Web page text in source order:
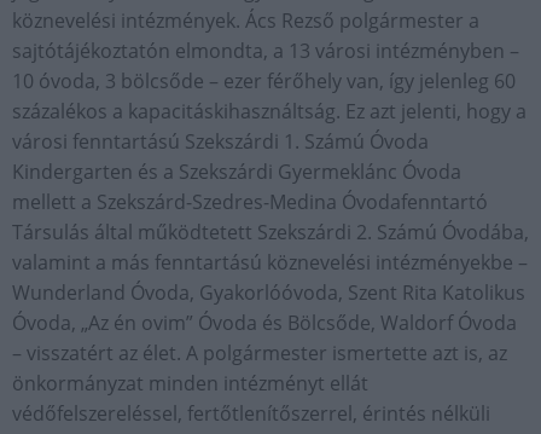
köznevelési intézmények. Ács Rezső polgármester a
sajtótájékoztatón elmondta, a 13 városi intézményben –
10 óvoda, 3 bölcsőde – ezer férőhely van, így jelenleg 60
százalékos a kapacitáskihasználtság. Ez azt jelenti, hogy a
városi fenntartású Szekszárdi 1. Számú Óvoda
Kindergarten és a Szekszárdi Gyermeklánc Óvoda
mellett a Szekszárd-Szedres-Medina Óvodafenntartó
Társulás által működtetett Szekszárdi 2. Számú Óvodába,
valamint a más fenntartású köznevelési intézményekbe –
Wunderland Óvoda, Gyakorlóóvoda, Szent Rita Katolikus
Óvoda, „Az én ovim” Óvoda és Bölcsőde, Waldorf Óvoda
– visszatért az élet. A polgármester ismertette azt is, az
önkormányzat minden intézményt ellát
védőfelszereléssel, fertőtlenítőszerrel, érintés nélküli